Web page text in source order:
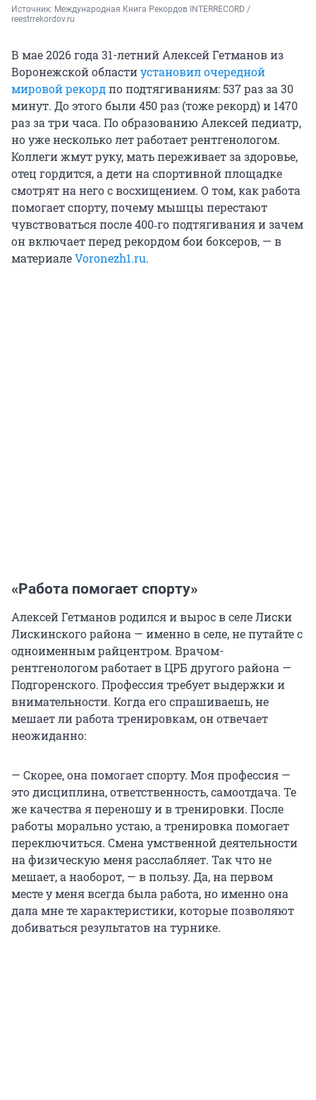
Источник: Международная Книга Рекордов INTERRECORD /
reestrrekordov.ru
В мае 2026 года 31-летний Алексей Гетманов из
Воронежской областиустановил очередной
мировой рекордпо подтягиваниям: 537 раз за 30
минут. До этого были 450 раз (тоже рекорд) и 1470
раз за три часа. По образованию Алексей педиатр,
но уже несколько лет работает рентгенологом.
Коллеги жмут руку, мать переживает за здоровье,
отец гордится, а дети на спортивной площадке
смотрят на него с восхищением. О том, как работа
помогает спорту, почему мышцы перестают
чувствоваться после 400‑го подтягивания и зачем
он включает перед рекордом бои боксеров, — в
материалеVoronezh1.ru.
«Работа помогает спорту»
Алексей Гетманов родился и вырос в селе Лиски
Лискинского района — именно в селе, не путайте с
одноименным райцентром. Врачом-
рентгенологом работает в ЦРБ другого района —
Подгоренского. Профессия требует выдержки и
внимательности. Когда его спрашиваешь, не
мешает ли работа тренировкам, он отвечает
неожиданно:
— Скорее, она помогает спорту. Моя профессия —
это дисциплина, ответственность, самоотдача. Те
же качества я переношу и в тренировки. После
работы морально устаю, а тренировка помогает
переключиться. Смена умственной деятельности
на физическую меня расслабляет. Так что не
мешает, а наоборот, — в пользу. Да, на первом
месте у меня всегда была работа, но именно она
дала мне те характеристики, которые позволяют
добиваться результатов на турнике.